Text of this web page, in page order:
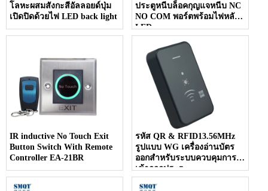
โลหะผสมสังกะสีอัลลอยด์ปุ่ม
เปิดปิดด้วยไฟ LED back light
ประตูหนีบล็อคกุญแจหนีบ NC
NO COM พอร์ตพร้อมไฟหลัง
LED
IR inductive No Touch Exit
Button Switch With Remote
Controller EA-21BR
รหัส QR & RFID13.56MHz
รูปแบบ WG เครื่องอ่านบัตร
ออกสำหรับระบบควบคุมการ
เข้าออกประตู